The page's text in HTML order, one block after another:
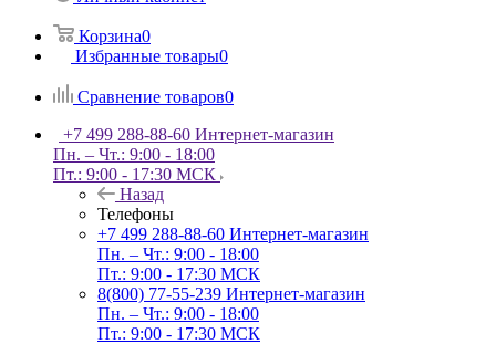
Корзина0
Избранные товары0
Сравнение товаров0
+7 499 288-88-60 Интернет-магазин
Пн. – Чт.: 9:00 - 18:00
Пт.: 9:00 - 17:30 МСК
Назад
Телефоны
+7 499 288-88-60 Интернет-магазин
Пн. – Чт.: 9:00 - 18:00
Пт.: 9:00 - 17:30 МСК
8(800) 77-55-239 Интернет-магазин
Пн. – Чт.: 9:00 - 18:00
Пт.: 9:00 - 17:30 МСК